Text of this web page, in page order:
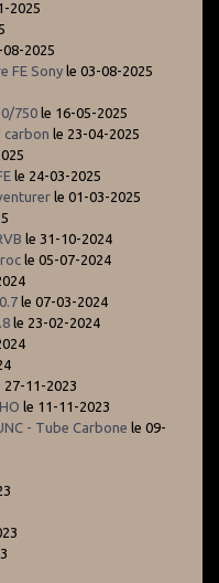
2025
08-2025
FE Sony le 03-08-2025
750 le 16-05-2025
carbon le 23-04-2025
le 24-03-2025
le 01-03-2025
le 31-10-2024
le 05-07-2024
le 07-03-2024
le 23-02-2024
27-11-2023
le 11-11-2023
- Tube Carbone le 09-